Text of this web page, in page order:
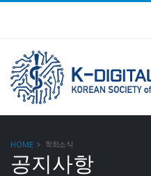
HOME 학회소식
공지사항